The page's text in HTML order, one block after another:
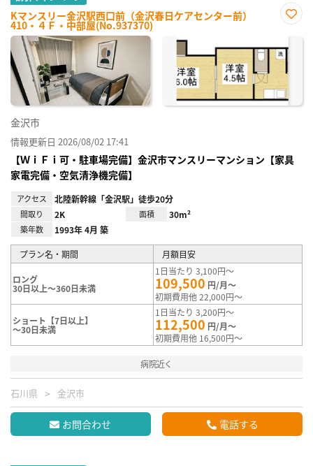
Kマンスリー金沢駅西口前（金沢春日ケアセンター前）
410・４Ｆ・中部屋(No.937370)
に入
り登
録
金沢市
情報更新日 2026/08/02 17:41
【ＷｉＦｉ可・駐車場完備】金沢市マンスリーマンション【家具
家電完備・空気清浄機完備】
アクセス 北陸新幹線「金沢駅」徒歩20分
間取り 2K 面積 30m²
築年数 1993年 4月 築
プラン名・期間 月額目安
ロング
30日以上～360日未満
1日当たり 3,100円～
109,500 円/月～
初期費用他 22,000円～
ショート【7日以上】
～30日未満
1日当たり 3,200円～
112,500 円/月～
初期費用他 16,500円～
病院近く
石川県 金沢市
お問合わせ 電話する